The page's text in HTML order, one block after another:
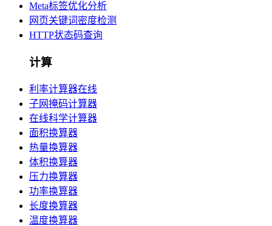
Meta标签优化分析
网页关键词密度检测
HTTP状态码查询
计算
利率计算器在线
子网掩码计算器
在线科学计算器
面积换算器
热量换算器
体积换算器
压力换算器
功率换算器
长度换算器
温度换算器